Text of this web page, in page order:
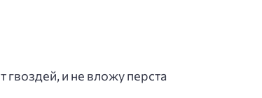
гвоздей, и не вложу перста